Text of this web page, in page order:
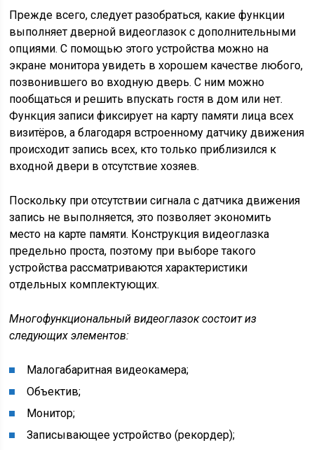
Прежде всего, следует разобраться, какие функции
выполняет дверной видеоглазок с дополнительными
опциями. С помощью этого устройства можно на
экране монитора увидеть в хорошем качестве любого,
позвонившего во входную дверь. С ним можно
пообщаться и решить впускать гостя в дом или нет.
Функция записи фиксирует на карту памяти лица всех
визитёров, а благодаря встроенному датчику движения
происходит запись всех, кто только приблизился к
входной двери в отсутствие хозяев.
Поскольку при отсутствии сигнала с датчика движения
запись не выполняется, это позволяет экономить
место на карте памяти. Конструкция видеоглазка
предельно проста, поэтому при выборе такого
устройства рассматриваются характеристики
отдельных комплектующих.
Многофункциональный видеоглазок состоит из
следующих элементов:
Малогабаритная видеокамера;
Объектив;
Монитор;
Записывающее устройство (рекордер);